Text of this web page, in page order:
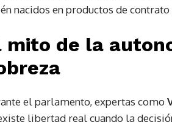
nacidos en productos de
mito de la
el parlamento, expertas como
libertad real cuando la